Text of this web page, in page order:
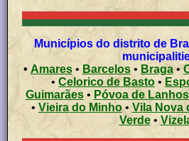
Municípios do distrito de
• Amares• Barcelos• Braga•
•
Celorico de Basto•
Guimarães•Póvoa de
• Vieira do Minho• Vila
Verde•